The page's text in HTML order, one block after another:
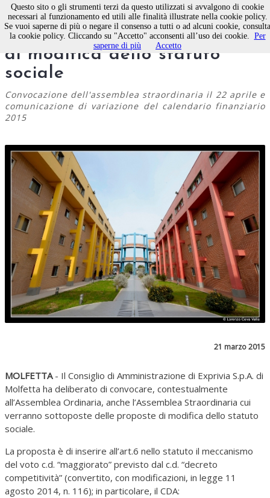
Exprivia Molfetta, proposta
di modifica dello statuto
sociale
Convocazione dell'assemblea straordinaria il 22 aprile e
comunicazione di variazione del calendario finanziario
2015
21 marzo 2015
MOLFETTA- Il Consiglio di Amministrazione di Exprivia S.p.A. di
Molfetta ha deliberato di convocare, contestualmente
all’Assemblea Ordinaria, anche l’Assemblea Straordinaria cui
verranno sottoposte delle proposte di modifica dello statuto
sociale.
La proposta è di inserire all’art.6 nello statuto il meccanismo
del voto c.d. “maggiorato” previsto dal c.d. “decreto
competitività” (convertito, con modificazioni, in legge 11
agosto 2014, n. 116); in particolare, il CDA:
Questo sito o gli strumenti terzi da questo utilizzati si avvalgono di cookie
necessari al funzionamento ed utili alle finalità illustrate nella cookie policy.
Se vuoi saperne di più o negare il consenso a tutti o ad alcuni cookie, consulta
la cookie policy. Cliccando su "Accetto" acconsenti all’uso dei cookie. Per
saperne di più
Accetto